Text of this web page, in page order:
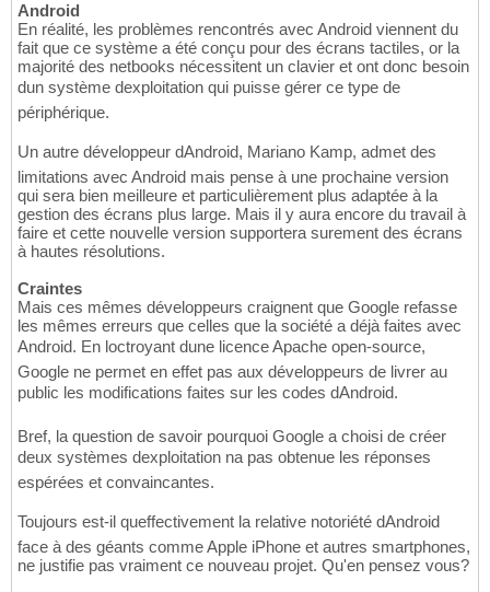
Android
En réalité, les problèmes rencontrés avec Android viennent du
fait que ce système a été conçu pour des écrans tactiles, or la
majorité des netbooks nécessitent un clavier et ont donc besoin
dun système dexploitation qui puisse gérer ce type de
périphérique.
Un autre développeur dAndroid, Mariano Kamp, admet des
limitations avec Android mais pense à une prochaine version
qui sera bien meilleure et particulièrement plus adaptée à la
gestion des écrans plus large. Mais il y aura encore du travail à
faire et cette nouvelle version supportera surement des écrans
à hautes résolutions.
Craintes
Mais ces mêmes développeurs craignent que Google refasse
les mêmes erreurs que celles que la société a déjà faites avec
Android. En loctroyant dune licence Apache open-source,
Google ne permet en effet pas aux développeurs de livrer au
public les modifications faites sur les codes dAndroid.
Bref, la question de savoir pourquoi Google a choisi de créer
deux systèmes dexploitation na pas obtenue les réponses
espérées et convaincantes.
Toujours est-il queffectivement la relative notoriété dAndroid
face à des géants comme Apple iPhone et autres smartphones,
ne justifie pas vraiment ce nouveau projet. Qu'en pensez vous?